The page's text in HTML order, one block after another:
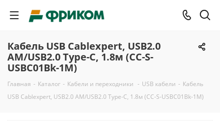
Кабель USB Cablexpert, USB2.0
AM/USB2.0 Type-C, 1.8м (CC-S-
USBC01Bk-1M)
Главная - Каталог - Кабели и переходники - USB кабели - Кабель
USB Cablexpert, USB2.0 AM/USB2.0 Type-C, 1.8м (CC-S-USBC01Bk-1M)